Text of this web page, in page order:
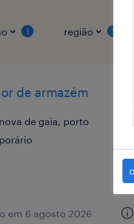
1 região 1
de armazém
de gaia, porto
em 6 agosto 2026